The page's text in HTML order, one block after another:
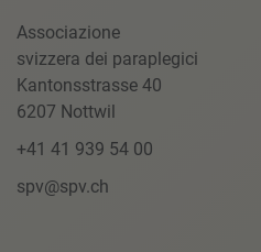
Associazione
svizzera dei paraplegici
Kantonsstrasse 40
6207 Nottwil
+41 41 939 54 00
spv@spv.ch